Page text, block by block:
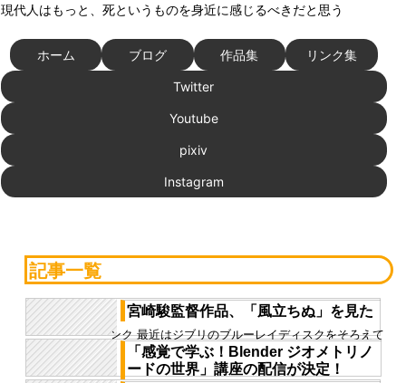
現代人はもっと、死というものを身近に感じるべきだと思う
ホーム ブログ 作品集 リンク集
Twitter
Youtube
pixiv
Instagram
記事一覧
宮崎駿監督作品、「風立ちぬ」を見た
リンク 最近はジブリのブルーレイディスクをそろえて
いる 風立ちぬも、昔レンタルで見たが、あれからしば
らく経ってしっかり見...
「感覚で学ぶ！Blender ジオメトリノ
ードの世界」講座の配信が決定！